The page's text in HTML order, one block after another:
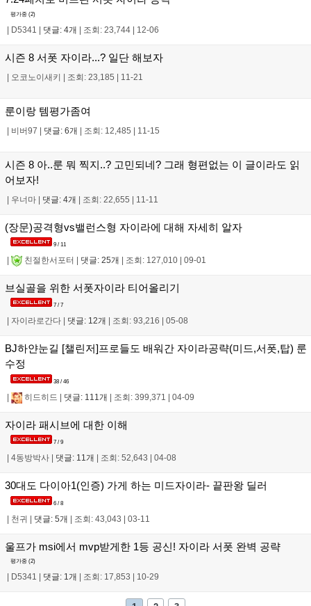
평가중 (2)
| D5341 | 댓글: 4개 | 조회: 23,744 | 12-06
시즌 8 서폿 자이라...? 일단 해보자
| 오코노이새키 | 조회: 23,185 | 11-21
룬이랑 템평가좀여
| 비버97 | 댓글: 6개 | 조회: 12,485 | 11-15
시즌 8 아..룬 뭐 찍지..? 고민되네? 그래 형편없는 이 글이라도 읽
어보자!
| 우너마 | 댓글: 4개 | 조회: 22,655 | 11-11
(장문)공격형vs밸런스형 자이라에 대해 자세히 알자
9 / 11
친절한서포터 댓글: 25개 조회: 127,010 09-01
브실골을 위한 서폿자이라 티어올리기
7 / 7
자이라로간다 댓글: 12개 조회: 93,216 05-08
BJ하얀눈길 [챌린저]프로들도 배워간 자이라공략(미드,서폿,탑) 룬
수정
38 / 46
| 히드히드 | 댓글: 111개 | 조회: 399,371 | 04-09
자이라 패시브에 대한 이해
7 / 9
4동방박사 댓글: 11개 조회: 52,643 04-08
30대도 다이아1(인증) 가게 하는 미드자이라- 끝판왕 딜러
6 / 8
| 천귀 | 댓글: 5개 | 조회: 43,043 | 03-11
울프가 msi에서 mvp받게한 1등 공신! 자이라 서폿 완벽 공략
평가중 (2)
| D5341 | 댓글: 1개 | 조회: 17,853 | 10-29